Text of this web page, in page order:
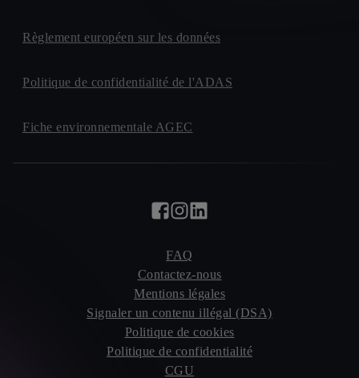
Règlement européen sur les données
Politique de confidentialité de l'ADAS
Fiche environnementale AGEC
FAQ
Contactez-nous
Mentions légales
Signaler un contenu illégal (DSA)
Politique de cookies
Politique de confidentialité
CGU